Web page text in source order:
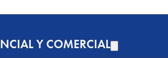
Y COMERCIAL